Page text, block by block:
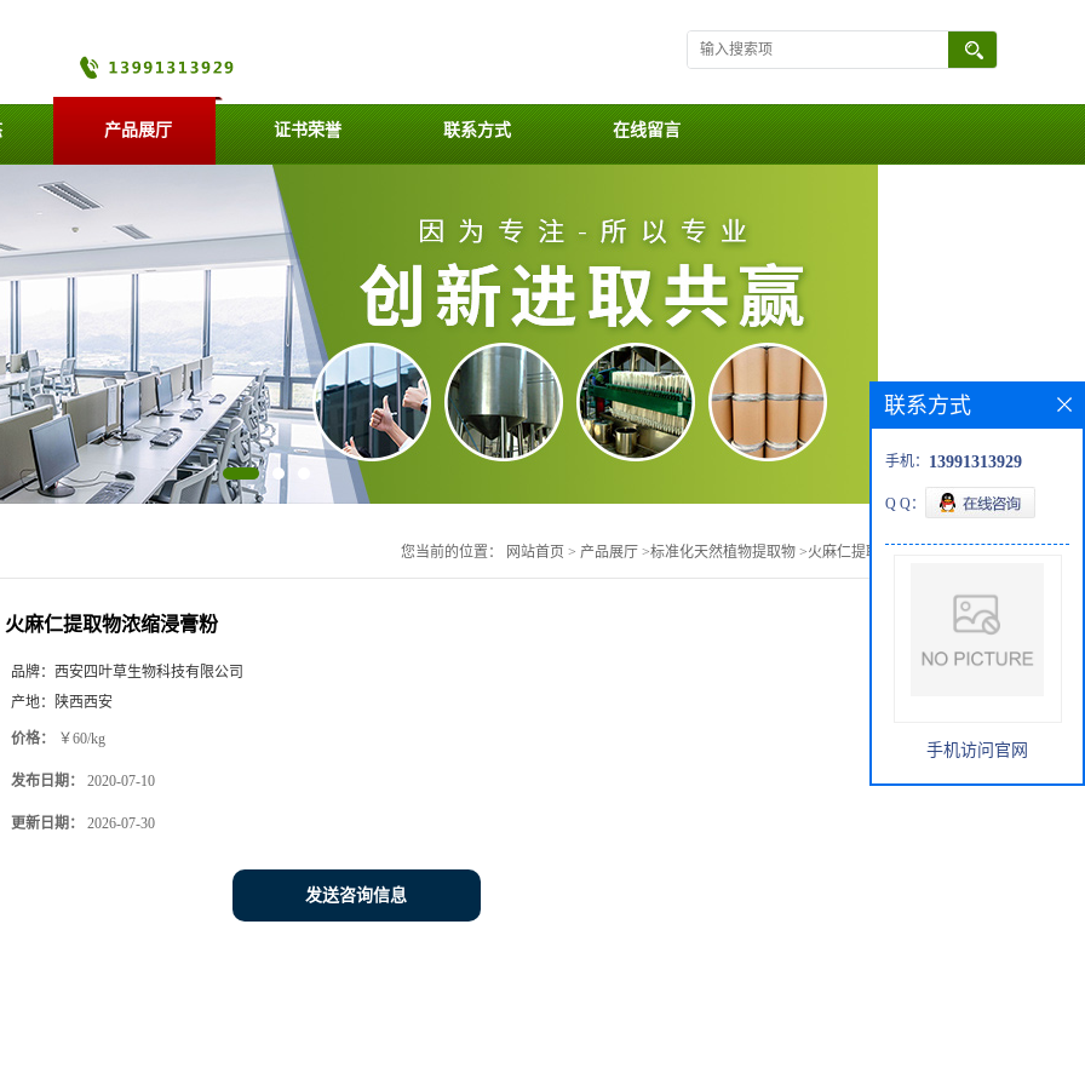
产品展厅 证书荣誉 联系方式 在线留言
您当前的位置： 网站首页 > 产品展厅 >标准化天然植物提取物 >火麻仁提取物浓缩浸膏粉
火麻仁提取物浓缩浸膏粉
品牌： 西安四叶草生物科技有限公司
产地：
陕西西安
价格： ￥60/kg
发布日期： 2020-07-10
更新日期： 2026-07-30
发送咨询信息
联系方式
手机： 13991313929
Q Q：
手机访问官网